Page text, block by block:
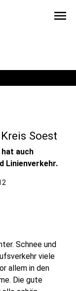
menu
Soest
auch
Linienverkehr.
Schnee und
viele
allem in den
Die gute